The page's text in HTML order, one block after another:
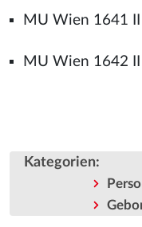
MU Wien 1641
MU Wien 1642
Kategorien: